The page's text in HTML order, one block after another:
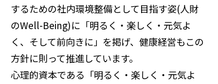
するための社内環境整備として目指す姿(人財
のWell-Being)に「明るく・楽しく・元気よ
く、そして前向きに」を掲げ、健康経営もこの
方針に則って推進しています。
心理的資本である「明るく・楽しく・元気よ